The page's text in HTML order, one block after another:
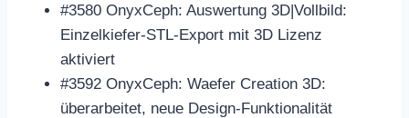
#3580 OnyxCeph: Auswertung 3D|Vollbild:
Einzelkiefer-STL-Export mit 3D Lizenz
aktiviert
#3592 OnyxCeph: Waefer Creation 3D:
überarbeitet, neue Design-Funktionalität